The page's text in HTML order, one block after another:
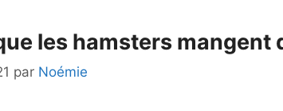
les hamsters mangent
par Noémie